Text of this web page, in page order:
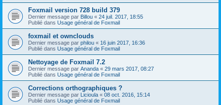
Foxmail version 728 build 379
Dernier message par Billou « 24 juil. 2017, 18:55
Publié dans Usage général de Foxmail
foxmail et ownclouds
Dernier message par philou « 16 juin 2017, 16:36
Publié dans Usage général de Foxmail
Nettoyage de Foxmail 7.2
Dernier message par Ananda « 29 mars 2017, 08:27
Publié dans Usage général de Foxmail
Corrections orthographiques ?
Dernier message par Licioula « 08 oct. 2016, 15:14
Publié dans Usage général de Foxmail